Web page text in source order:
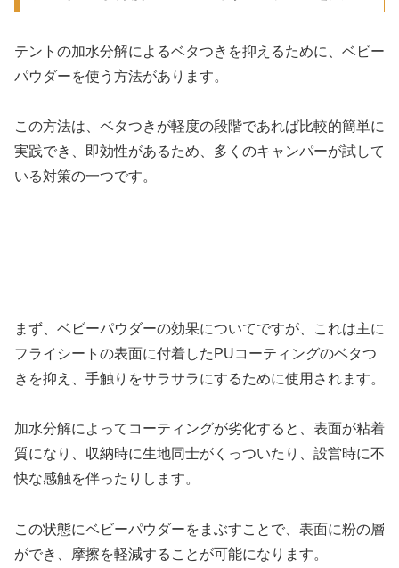
テントの加水分解によるベタつきを抑えるために、ベビー
パウダーを使う方法があります。
この方法は、ベタつきが軽度の段階であれば比較的簡単に
実践でき、即効性があるため、多くのキャンパーが試して
いる対策の一つです。
まず、ベビーパウダーの効果についてですが、これは主に
フライシートの表面に付着したPUコーティングのベタつ
きを抑え、手触りをサラサラにするために使用されます。
加水分解によってコーティングが劣化すると、表面が粘着
質になり、収納時に生地同士がくっついたり、設営時に不
快な感触を伴ったりします。
この状態にベビーパウダーをまぶすことで、表面に粉の層
ができ、摩擦を軽減することが可能になります。